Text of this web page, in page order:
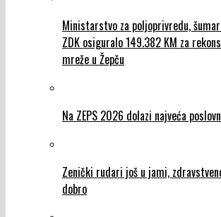
Ministarstvo za poljoprivredu,
ZDK osiguralo 149.382 KM za
mreže u Žepču
Na ZEPS 2026 dolazi najveća
Zenički rudari još u jami,
dobro